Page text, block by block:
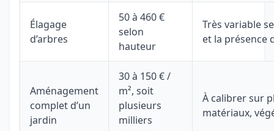
Élagage
d’arbres
50 à 460 €
selon
hauteur
Très variable
et la présence
Aménagement
complet d’un
jardin
30 à 150 € /
m², soit
plusieurs
milliers
À calibrer sur
matériaux,